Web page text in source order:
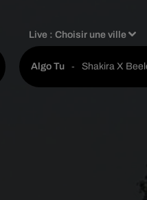
Live :Choisir une ville
Algo Tu - Shakira X